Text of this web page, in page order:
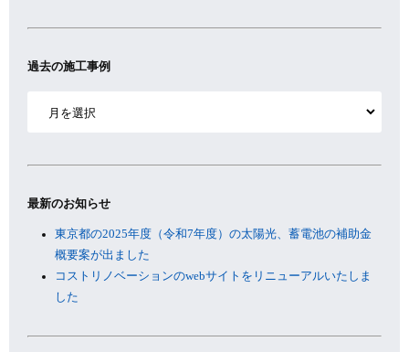
過去の施工事例
最新のお知らせ
東京都の2025年度（令和7年度）の太陽光、蓄電池の補助金
概要案が出ました
コストリノベーションのwebサイトをリニューアルいたしま
した